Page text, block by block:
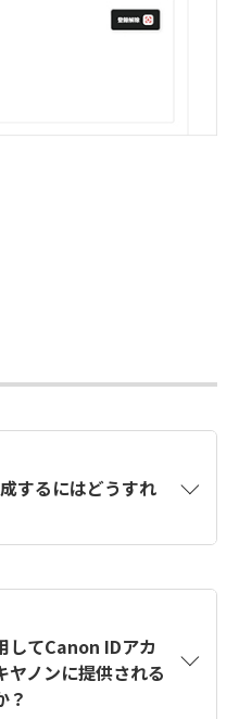
するにはどうすれ
【カメラ】Canon IDとは
成方法は？をご確認く
してCanon IDアカ
ヤノンに提供される
？